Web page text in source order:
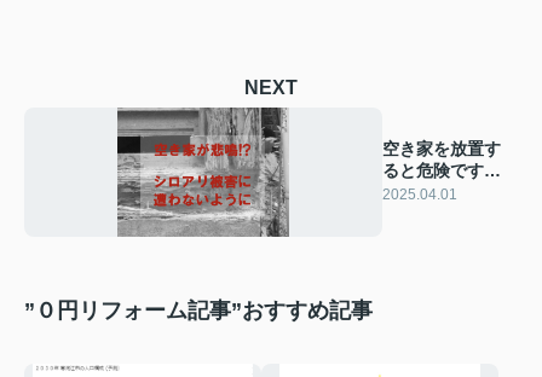
NEXT
空き家を放置す
ると危険です！
シロアリ被害と
2025.04.01
”０円リフォーム記事”おすすめ記事